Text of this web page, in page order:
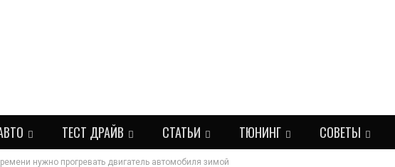
ТЕСТ ДРАЙВ СТАТЬИ ТЮНИНГ СОВЕТЫ
нужно прогревать двигатель автомобиля зимой